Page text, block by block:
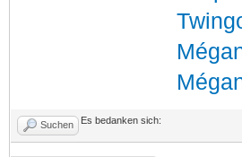
Suchen Es bedanken sich: